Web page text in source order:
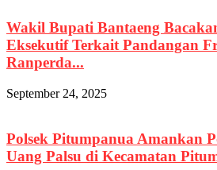
Wakil Bupati Bantaeng
Eksekutif Terkait Pandangan
Ranperda...
September 24, 2025
Polsek Pitumpanua Amankan
Uang Palsu di Kecamatan